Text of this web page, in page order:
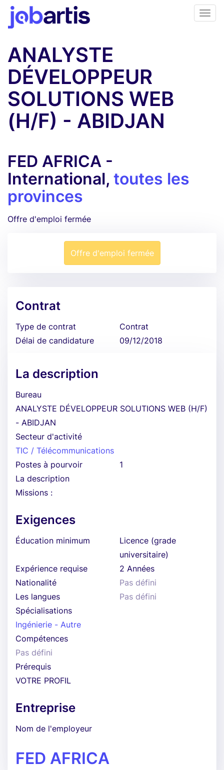
ANALYSTE
DÉVELOPPEUR
SOLUTIONS WEB
(H/F) - ABIDJAN
FED AFRICA -
International, toutes les
provinces
Offre d'emploi fermée
Offre d'emploi fermée
Contrat
Type de contrat
Contrat
Délai de candidature
09/12/2018
La description
Bureau
ANALYSTE DÉVELOPPEUR SOLUTIONS WEB (H/F)
- ABIDJAN
Secteur d'activité
TIC / Télécommunications
Postes à pourvoir
1
La description
Missions :
Exigences
Éducation minimum
Licence (grade
universitaire)
Expérience requise
2 Années
Nationalité
Pas défini
Les langues
Pas défini
Spécialisations
Ingénierie - Autre
Compétences
Pas défini
Prérequis
VOTRE PROFIL
Entreprise
Nom de l'employeur
FED AFRICA